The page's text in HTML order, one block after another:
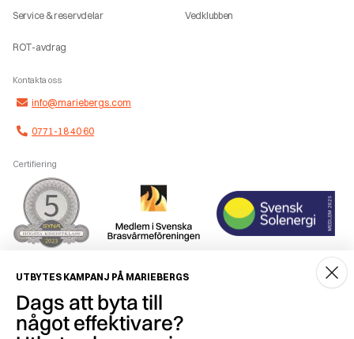
Service & reservdelar
ROT-avdrag
Vedklubben
Kontakta oss
info@mariebergs.com
0771-18 40 60
Certifiering
Smidig betalning
UTBYTES KAMPANJ PÅ MARIEBERGS
Dags att byta till
något effektivare?